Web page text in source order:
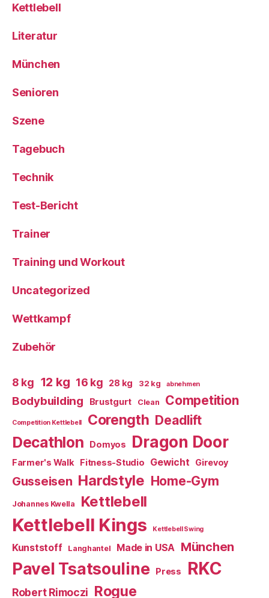
Kettlebell
Literatur
München
Senioren
Szene
Tagebuch
Technik
Test-Bericht
Trainer
Training und Workout
Uncategorized
Wettkampf
Zubehör
8 kg 12 kg 16 kg 28 kg 32 kg abnehmen
Bodybuilding Brustgurt Clean Competition
Competition Kettlebell Corength Deadlift
Decathlon Domyos Dragon Door
Farmer's Walk Fitness-Studio Gewicht Girevoy
Gusseisen Hardstyle Home-Gym
Johannes Kwella Kettlebell
Kettlebell Kings Kettlebell Swing
Kunststoff Langhantel Made in USA München
Pavel Tsatsouline Press RKC
Robert Rimoczi Rogue